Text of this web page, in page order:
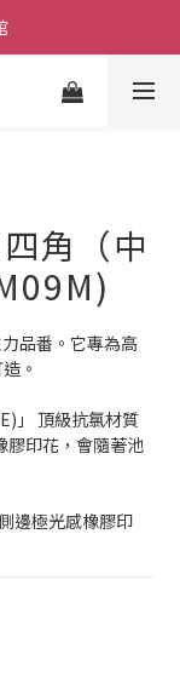
用。
角（中
品番。它專為高
。
」 頂級抗氯材質
膠印花，會隨著池
邊極光感橡膠印